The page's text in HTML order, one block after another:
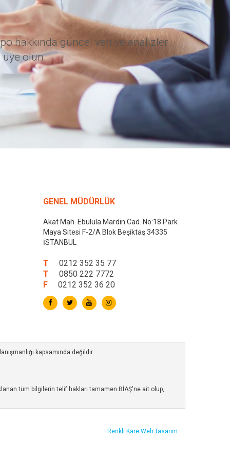
hakkında güncel veri ve analizler
üye olun.
GENEL MÜDÜRLÜK
Akat Mah. Ebulula Mardin Cad. No:18 Park
Maya Sitesi F-2/A Blok Beşiktaş 34335
İSTANBUL
T
0212 352 35 77
T
0850 222 7772
F
0212 352 36 20
kapsamında değildir.
tüm bilgilerin telif hakları tamamen BİAŞ'ne ait olup,
Renkli Kare Web Tasarım